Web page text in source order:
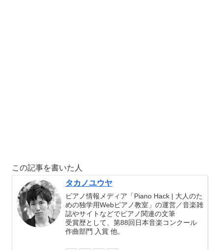
この記事を書いた人
タカノユウヤ
ピアノ情報メディア「Piano Hack | 大人のた
めの独学用Webピアノ教室」の運営／音楽雑
誌やサイトなどでピアノ関連の文筆
受賞歴として、第88回日本音楽コンクール
作曲部門 入賞 他。